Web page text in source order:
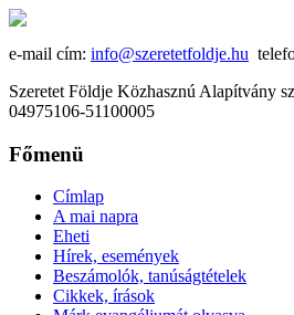
e-mail cím: info@szeretetfoldje.hu
Szeretet Földje Közhasznú Alapítvány
04975106-51100005
Főmenü
Címlap
A mai napra
Eheti
Hírek, események
Beszámolók, tanúságtételek
Cikkek, írások